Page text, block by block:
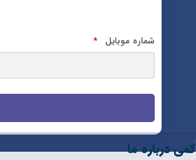
شماره موبایل *
کمی درباره ما